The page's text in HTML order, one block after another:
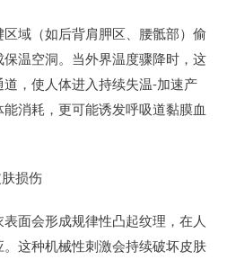
域（如后背肩胛区、腰骶部）偷
温空洞。当外界温度骤降时，这
，使人体进入持续失温-加速产
消耗，更可能诱发呼吸道黏膜血
损伤
面会形成规律性凸起纹理，在人
这种机械性刺激会持续破坏皮肤